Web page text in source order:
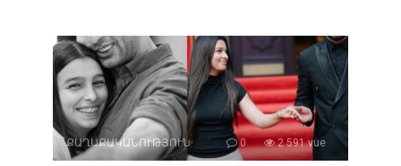
ՔԱՂԱՔԱԿԱՆՈՒԹՅՈՒՆ 0 2 591 vue